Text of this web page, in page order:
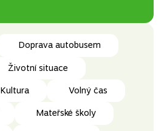
Doprava autobusem
Životní situace
Kultura Volný čas
Mateřské školy